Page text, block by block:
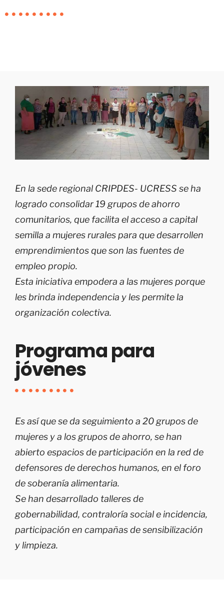
En la sede regional CRIPDES- UCRESS se ha
logrado consolidar 19 grupos de ahorro
comunitarios, que facilita el acceso a capital
semilla a mujeres rurales para que desarrollen
emprendimientos que son las fuentes de
empleo propio.
Esta iniciativa empodera a las mujeres porque
les brinda independencia y les permite la
organización colectiva.
Programa para
jóvenes
Es así que se da seguimiento a 20 grupos de
mujeres y a los grupos de ahorro, se han
abierto espacios de participación en la red de
defensores de derechos humanos, en el foro
de soberanía alimentaria.
Se han desarrollado talleres de
gobernabilidad, contraloría social e incidencia,
participación en campañas de sensibilización
y limpieza.